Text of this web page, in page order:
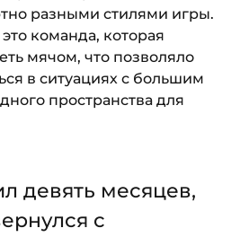
разными стилями игры.
команда, которая
мячом, что позволяло
в ситуациях с большим
пространства для
девять месяцев,
с